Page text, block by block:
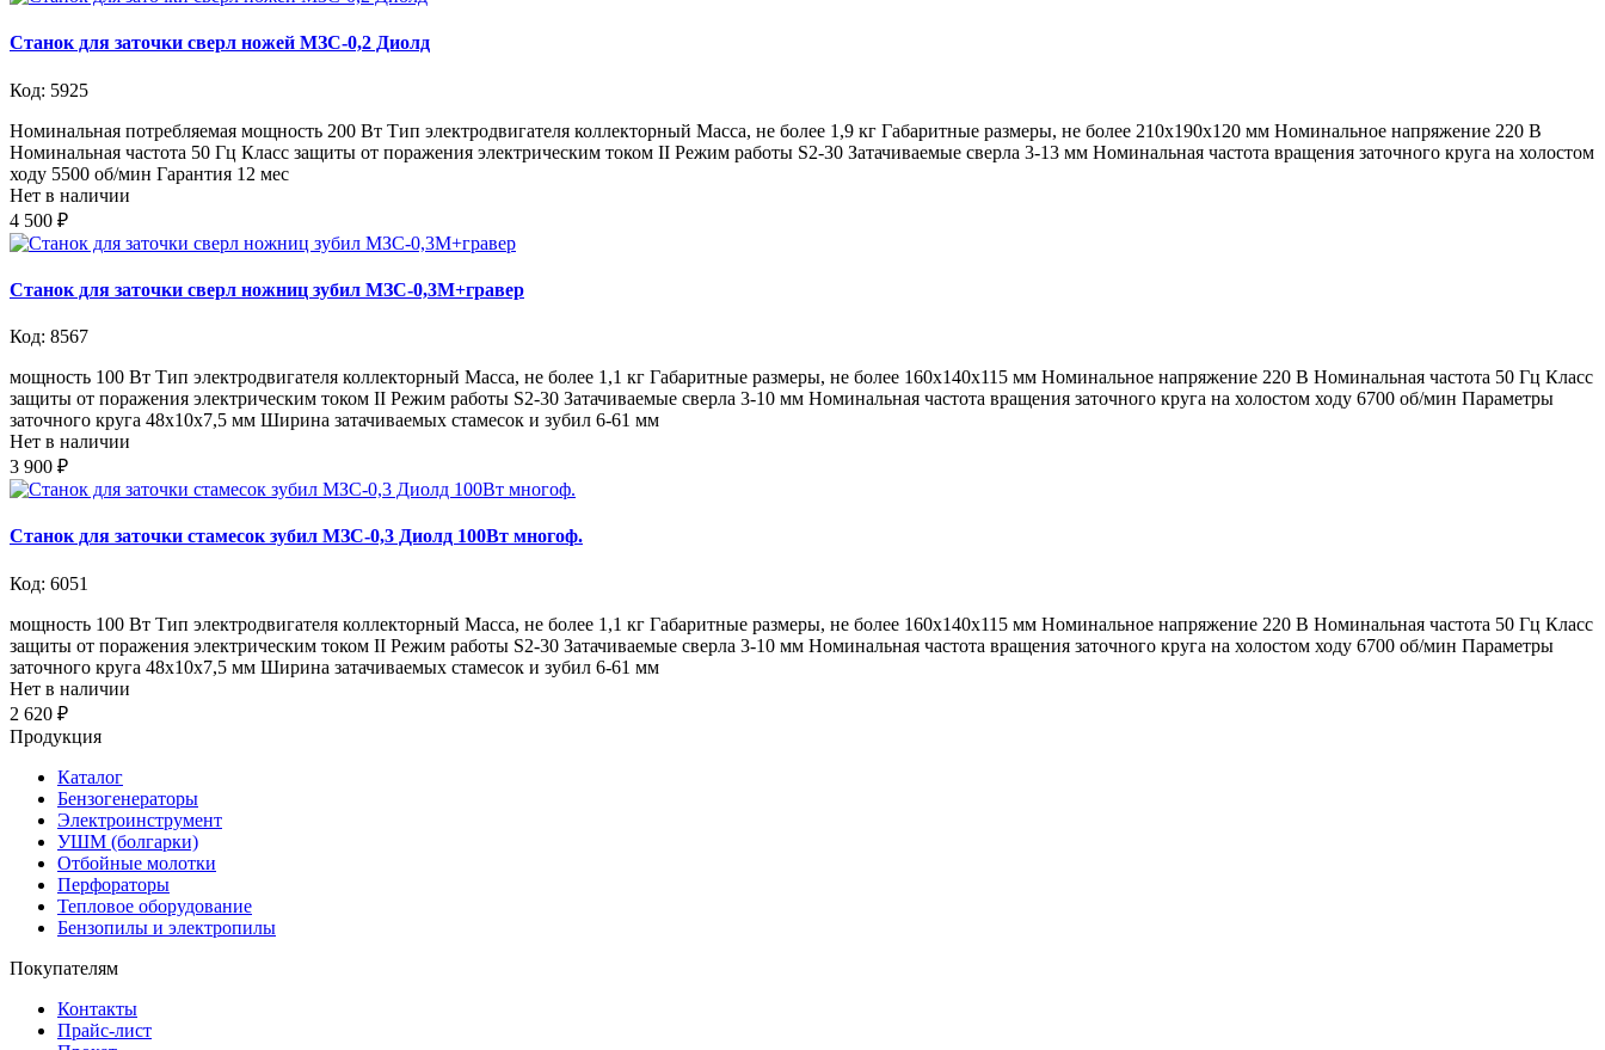
Станок для заточки сверл ножей МЗС-0,2 Диолд
Код: 5925
Номинальная потребляемая мощность 200 Вт Тип электродвигателя коллекторный Масса, не более 1,9 кг Габаритные размеры, не более 210x190x120 мм Номинальное напряжение 220 В
Номинальная частота 50 Гц Класс защиты от поражения электрическим током II Режим работы S2-30 Затачиваемые сверла 3-13 мм Номинальная частота вращения заточного круга на холостом
ходу 5500 об/мин Гарантия 12 мес
Нет в наличии
4 500 ₽
Станок для заточки сверл ножниц зубил МЗС-0,3М+гравер
Код: 8567
мощность 100 Вт Тип электродвигателя коллекторный Масса, не более 1,1 кг Габаритные размеры, не более 160x140x115 мм Номинальное напряжение 220 В Номинальная частота 50 Гц Класс
защиты от поражения электрическим током II Режим работы S2-30 Затачиваемые сверла 3-10 мм Номинальная частота вращения заточного круга на холостом ходу 6700 об/мин Параметры
заточного круга 48x10x7,5 мм Ширина затачиваемых стамесок и зубил 6-61 мм
Нет в наличии
3 900 ₽
Станок для заточки стамесок зубил МЗС-0,3 Диолд 100Вт многоф.
Код: 6051
мощность 100 Вт Тип электродвигателя коллекторный Масса, не более 1,1 кг Габаритные размеры, не более 160x140x115 мм Номинальное напряжение 220 В Номинальная частота 50 Гц Класс
защиты от поражения электрическим током II Режим работы S2-30 Затачиваемые сверла 3-10 мм Номинальная частота вращения заточного круга на холостом ходу 6700 об/мин Параметры
заточного круга 48x10x7,5 мм Ширина затачиваемых стамесок и зубил 6-61 мм
Нет в наличии
2 620 ₽
Продукция
Каталог
Бензогенераторы
Электроинструмент
УШМ (болгарки)
Отбойные молотки
Перфораторы
Тепловое оборудование
Бензопилы и электропилы
Покупателям
Контакты
Прайс-лист